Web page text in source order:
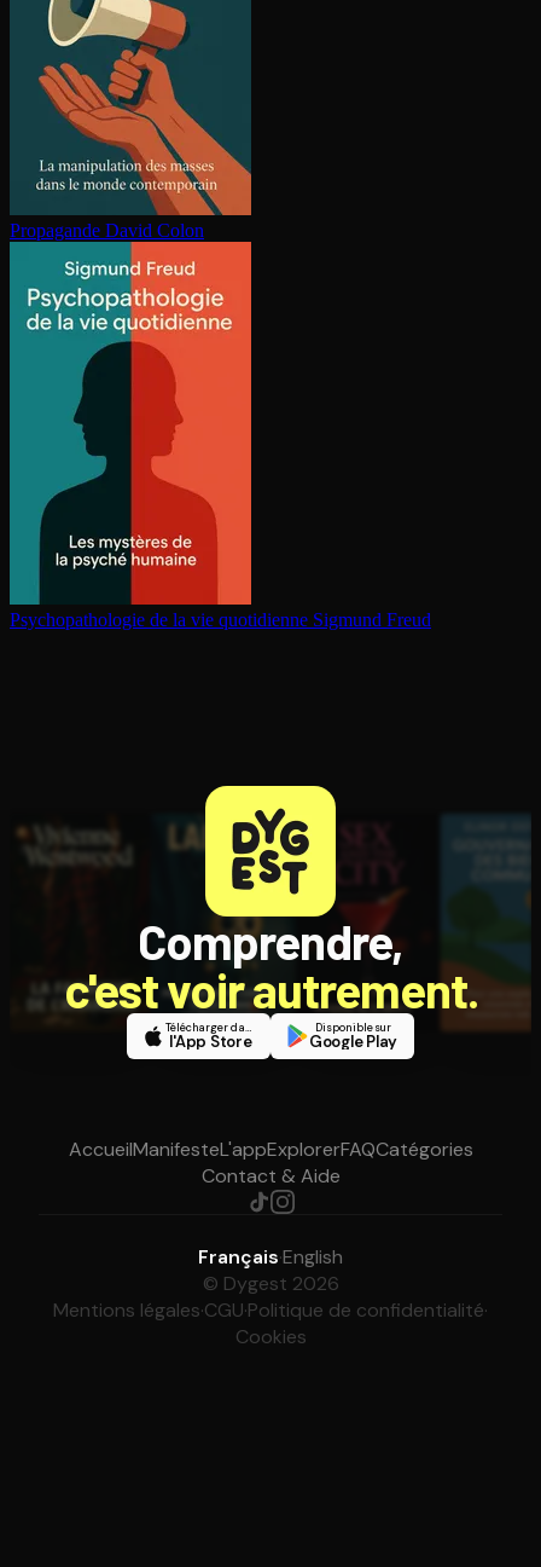
Propagande David Colon
Psy­cho­pa­tho­lo­gie de la vie quotidienne Sigmund Freud
Comprendre,
c'est voir autrement.
Télécharger dans
l'App Store
Disponible sur
Google Play
AccueilManifesteL'appExplorerFAQCatégories
Contact & Aide
Français·English
© Dygest 2026
Mentions légales·CGU·Politique de confidentialité·
Cookies